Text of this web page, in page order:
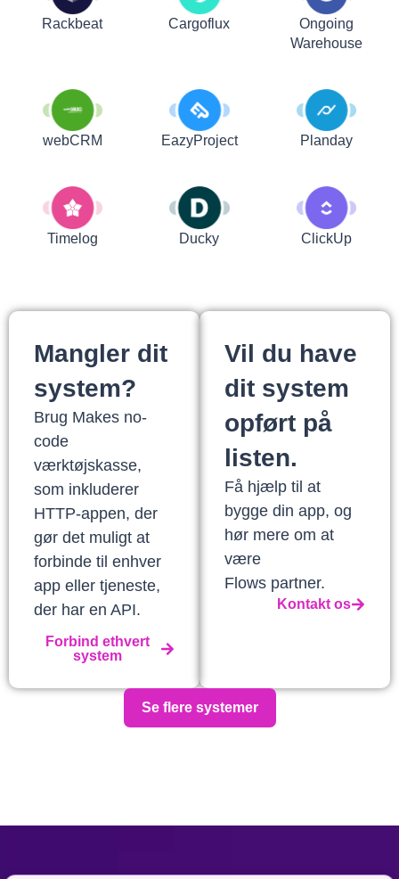
Rackbeat Cargoflux
Ongoing
Warehouse
webCRM EazyProject Planday
Timelog Ducky ClickUp
Mangler dit
system?
Brug Makes no-
code
værktøjskasse,
som inkluderer
HTTP-appen, der
gør det muligt at
forbinde til enhver
app eller tjeneste,
der har en API.
Forbind ethvert
system
Vil du have
dit system
opført på
listen.
Få hjælp til at
bygge din app, og
hør mere om at
være
Flows partner.
Kontakt os
Se flere systemer